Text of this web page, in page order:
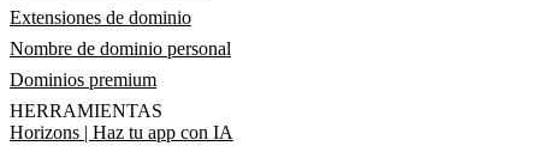
Extensiones de dominio
Nombre de dominio personal
Dominios premium
HERRAMIENTAS
Horizons | Haz tu app con IA